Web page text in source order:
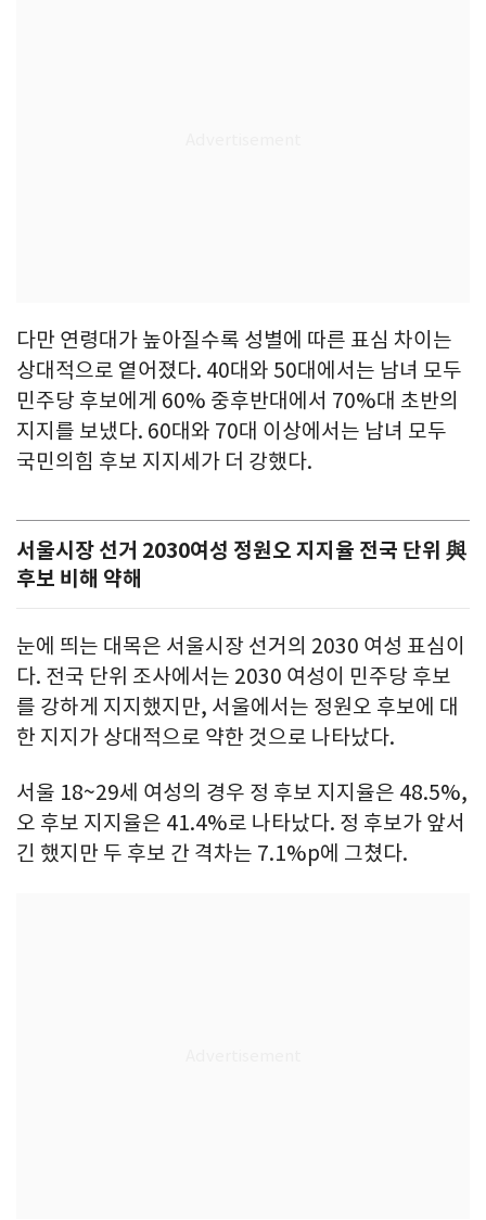
다만 연령대가 높아질수록 성별에 따른 표심 차이는
상대적으로 옅어졌다. 40대와 50대에서는 남녀 모두
민주당 후보에게 60% 중후반대에서 70%대 초반의
지지를 보냈다. 60대와 70대 이상에서는 남녀 모두
국민의힘 후보 지지세가 더 강했다.
서울시장 선거 2030여성 정원오 지지율 전국 단위 與
후보 비해 약해
눈에 띄는 대목은 서울시장 선거의 2030 여성 표심이
다. 전국 단위 조사에서는 2030 여성이 민주당 후보
를 강하게 지지했지만, 서울에서는 정원오 후보에 대
한 지지가 상대적으로 약한 것으로 나타났다.
서울 18~29세 여성의 경우 정 후보 지지율은 48.5%,
오 후보 지지율은 41.4%로 나타났다. 정 후보가 앞서
긴 했지만 두 후보 간 격차는 7.1%p에 그쳤다.